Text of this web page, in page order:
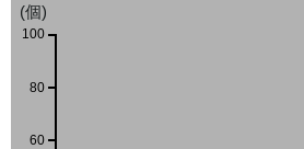
(個)
60
80
100